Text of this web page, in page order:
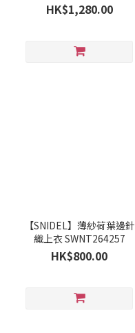
HK$1,280.00
【SNIDEL】薄紗荷葉邊針
織上衣 SWNT264257
HK$800.00